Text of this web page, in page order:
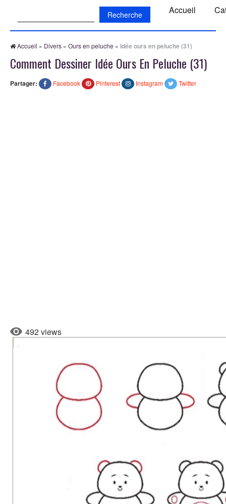
Accueil
Accueil » Divers » Ours en peluche » Idée ours en peluche (31)
Comment Dessiner Idée Ours En Peluche (31)
Partager: Facebook Pinterest Instagram Twitter
492 views